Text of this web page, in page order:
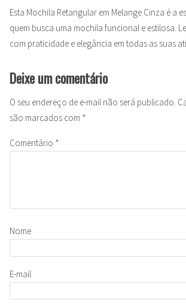
Esta Mochila Retangular em Melange Cinza é a
quem busca uma mochila funcional e estilosa.
com praticidade e elegância em todas as suas
Deixe um comentário
O seu endereço de e-mail não será publicado.
são marcados com *
Comentário *
Nome
E-mail